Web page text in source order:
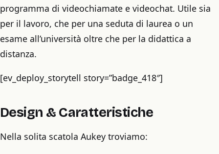
programma di videochiamate e videochat. Utile sia
per il lavoro, che per una seduta di laurea o un
esame all’università oltre che per la didattica a
distanza.
[ev_deploy_storytell story=”badge_418″]
Design & Caratteristiche
Nella solita scatola Aukey troviamo: